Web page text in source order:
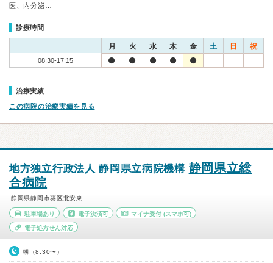
医、内分泌…
診療時間
月 火 水 木 金 土 日 祝
08:30-17:15
治療実績
この病院の治療実績を見る
地方独立行政法人 静岡県立病院機構 静岡県立総
合病院
静岡県静岡市葵区北安東
駐車場あり 電子決済可 マイナ受付 (スマホ可)
電子処方せん対応
朝（8:30〜）